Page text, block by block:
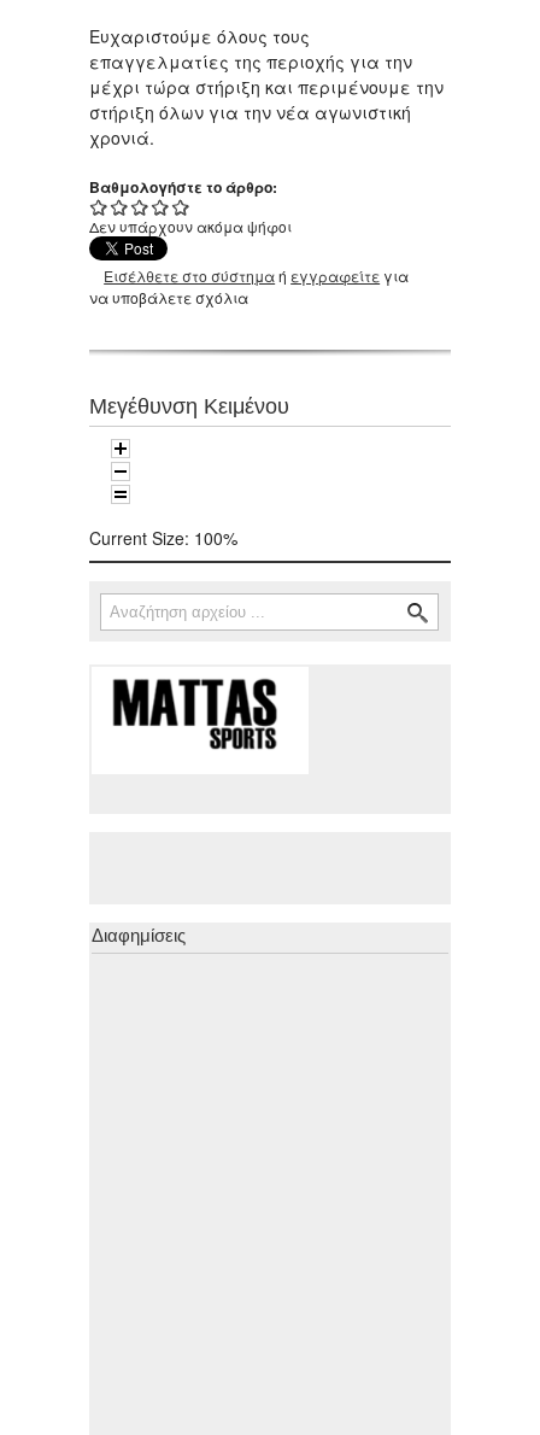
Ευχαριστούμε όλους τους
επαγγελματίες της περιοχής για την
μέχρι τώρα στήριξη και περιμένουμε την
στήριξη όλων για την νέα αγωνιστική
χρονιά.
Βαθμολογήστε το άρθρο:
Δεν υπάρχουν ακόμα ψήφοι
Εισέλθετε στο σύστημαή εγγραφείτε για
να υποβάλετε σχόλια
Μεγέθυνση Κειμένου
Current Size: 100%
Φόρμα αναζήτησης
Αναζήτηση
Διαφημίσεις